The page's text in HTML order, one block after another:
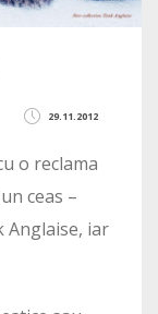
29.11.2012
o reclama
ceas –
Anglaise, iar